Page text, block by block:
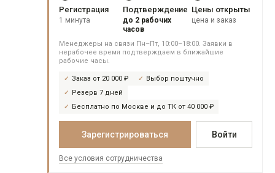
Регистрация
1 минута
Подтверждение
до 2 рабочих
часов
Цены открыты
цена и заказ
Менеджеры на связи Пн–Пт, 10:00–18:00. Заявки в
нерабочее время подтверждаем в ближайшие
рабочие часы.
Заказ от 20 000 ₽
Выбор поштучно
Резерв 7 дней
Бесплатно по Москве и до ТК от 40 000 ₽
Зарегистрироваться Войти
Все условия сотрудничества